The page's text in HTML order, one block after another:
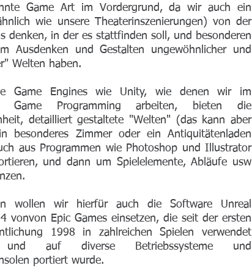
Game Art im Vordergrund, da wir auch ein
wie unsere Theaterinszenierungen) von der
denken, in der es stattfinden soll, und besonderen
Ausdenken und Gestalten ungewöhnlicher und
Welten haben.
Game Engines wie Unity, wie denen wir im
Game Programming arbeiten, bieten die
detailliert gestaltete "Welten" (das kann aber
besonderes Zimmer oder ein Antiquitätenladen
aus Programmen wie Photoshop und Illustrator
und dann um Spielelemente, Abläufe usw
wollen wir hierfür auch die Software Unreal
4 vonvon Epic Games einsetzen, die seit der ersten
1998 in zahlreichen Spielen verwendet
auf diverse Betriebssysteme und
portiert wurde.